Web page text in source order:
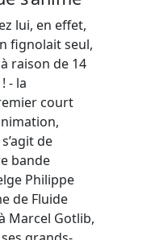
lui, en effet,
fignolait seul,
raison de 14
- la
court
de
bande
Philippe
de Fluide
Marcel Gotlib,